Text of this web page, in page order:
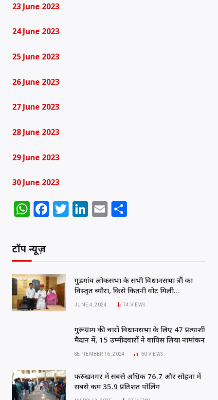
23 June 2023
24 June 2023
25 June 2023
26 June 2023
27 June 2023
28 June 2023
29 June 2023
30 June 2023
WhatsApp
Facebook
Twitter
LinkedIn
Email
टॉप न्यूज़
गुड़गांव लोकसभा के सभी विधानसभा क्षेत्रों का
विस्तृत ब्यौरा, किसे कितनी वोट मिली…
JUNE 4, 2024 74 VIEWS
गुरूग्राम की चारों विधानसभा के लिए 47 प्रत्याशी
मैदान में, 15 उम्मीदवारों ने वापिस लिया नामांकन
SEPTEMBER 16, 2024 60 VIEWS
फरुखनगर में सबसे अधिक 76.7 और सोहना में
सबसे कम 35.9 प्रतिशत पोलिंग